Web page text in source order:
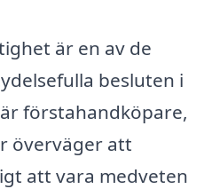
är en av de
besluten i
förstahandköpare,
överväger att
att vara medveten